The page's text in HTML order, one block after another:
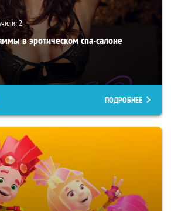
2
в эротическом спа-салоне
ПОДРОБНЕЕ